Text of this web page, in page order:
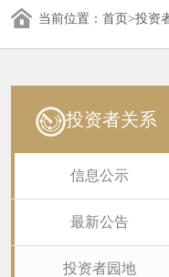
当前位置： 首页>投资
投资者关系
信息公示
最新公告
投资者园地